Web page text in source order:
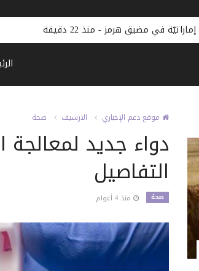
في مضيق هرمز- منذ 22 دقيقة
موقع دعم الإخباري الارشيف صحة
دواء جديد
التفاصيل
صحة منذ 4 أعوام